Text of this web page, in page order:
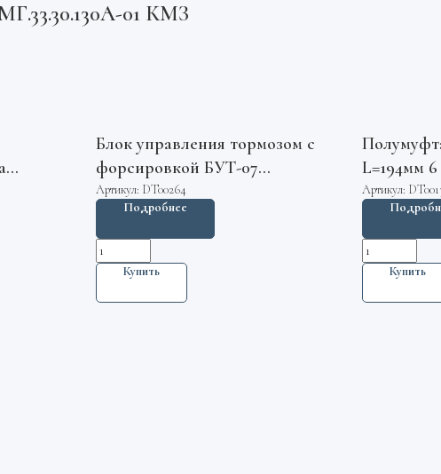
01 КМЗ
Блок управления тормозом с
форсировкой БУТ-07
ПКАШ.435734.007 КМЗ
Артикул: DT00264
Подробнее
Купить
L=194мм
Артикул:
Купить